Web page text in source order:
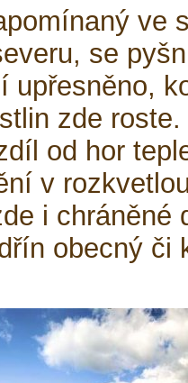
ve
se
upřesněno,
zde
od hor
v
i chráněné
obecný či